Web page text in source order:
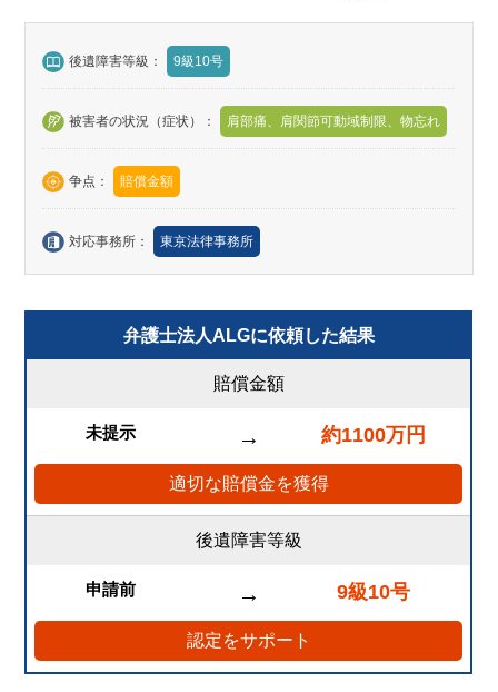
後遺障害等級： 9級10号
被害者の状況（症状）： 肩部痛、肩関節可動域制限、物忘れ
争点： 賠償金額
対応事務所： 東京法律事務所
弁護士法人ALGに依頼した結果
賠償金額
未提示 → 約1100万円
適切な賠償金を獲得
後遺障害等級
申請前 → 9級10号
認定をサポート